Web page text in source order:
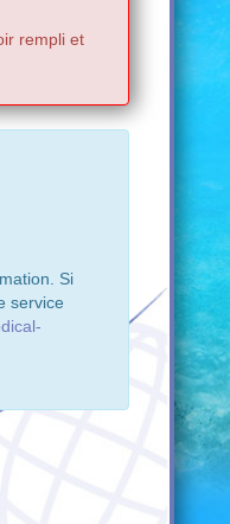
rempli et
Si
service